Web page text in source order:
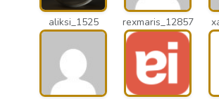
aliksi_1525 rexmaris_12857